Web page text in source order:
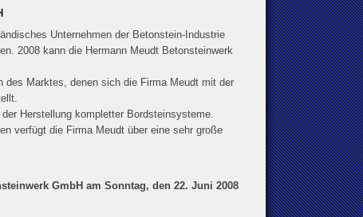
Unternehmen der Betonstein-Industrie
2008 kann die Hermann Meudt Betonsteinwerk
des Marktes, denen sich die Firma Meudt mit der
Herstellung kompletter Bordsteinsysteme.
verfügt die Firma Meudt über eine sehr große
GmbH am Sonntag, den 22. Juni 2008